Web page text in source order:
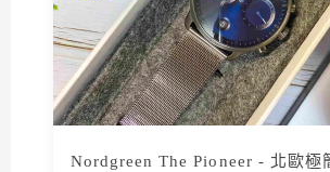
Nordgreen The Pioneer - 北歐極